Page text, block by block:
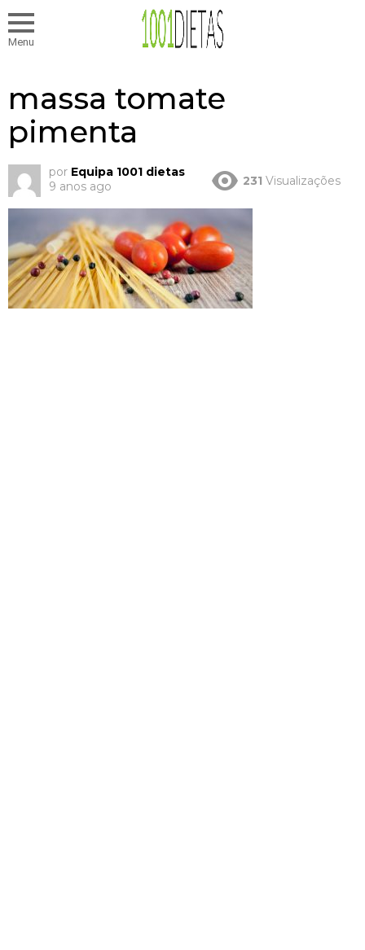
Menu
massa tomate
pimenta
por Equipa 1001 dietas
9 anos ago
231 Visualizações